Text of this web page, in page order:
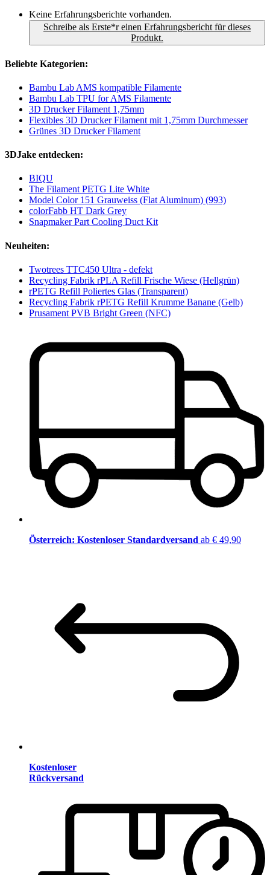
Keine Erfahrungsberichte vorhanden.
Schreibe als Erste*r einen Erfahrungsbericht für dieses
Produkt.
Beliebte Kategorien:
Bambu Lab AMS kompatible Filamente
Bambu Lab TPU for AMS Filamente
3D Drucker Filament 1,75mm
Flexibles 3D Drucker Filament mit 1,75mm Durchmesser
Grünes 3D Drucker Filament
3DJake entdecken:
BIQU
The Filament PETG Lite White
Model Color 151 Grauweiss (Flat Aluminum) (993)
colorFabb HT Dark Grey
Snapmaker Part Cooling Duct Kit
Neuheiten:
Twotrees TTC450 Ultra - defekt
Recycling Fabrik rPLA Refill Frische Wiese (Hellgrün)
rPETG Refill Poliertes Glas (Transparent)
Recycling Fabrik rPETG Refill Krumme Banane (Gelb)
Prusament PVB Bright Green (NFC)
Österreich: Kostenloser Standardversand ab € 49,90
Kostenloser
Rückversand